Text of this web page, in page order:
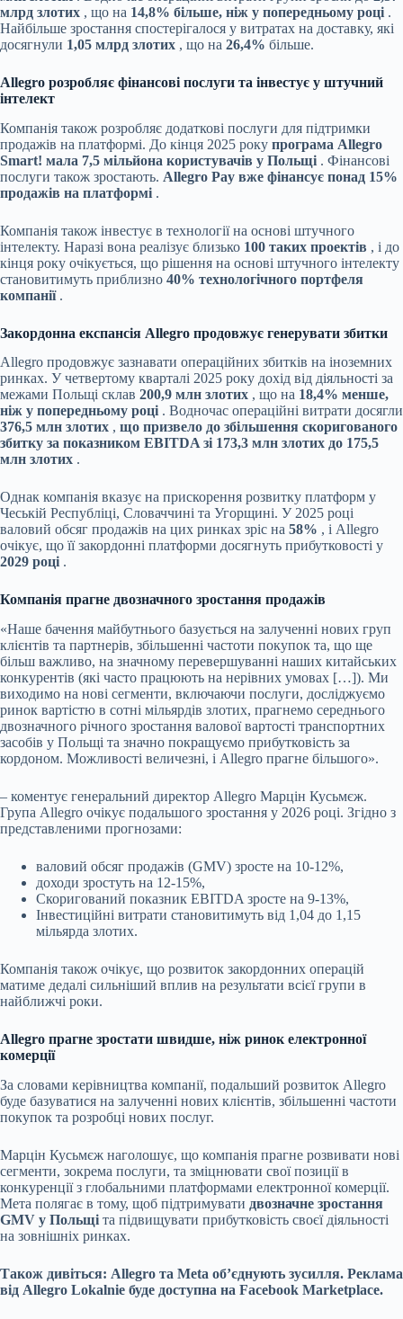
млрд злотих , що на 14,8% більше, ніж у попередньому році .
Найбільше зростання спостерігалося у витратах на доставку, які
досягнули 1,05 млрд злотих , що на 26,4% більше.
Allegro розробляє фінансові послуги та інвестує у штучний
інтелект
Компанія також розробляє додаткові послуги для підтримки
продажів на платформі. До кінця 2025 року програма Allegro
Smart! мала 7,5 мільйона користувачів у Польщі . Фінансові
послуги також зростають. Allegro Pay вже фінансує понад 15%
продажів на платформі .
Компанія також інвестує в технології на основі штучного
інтелекту. Наразі вона реалізує близько 100 таких проектів , і до
кінця року очікується, що рішення на основі штучного інтелекту
становитимуть приблизно 40% технологічного портфеля
компанії.
Закордонна експансія Allegro продовжує генерувати збитки
Allegro продовжує зазнавати операційних збитків на іноземних
ринках. У четвертому кварталі 2025 року дохід від діяльності за
межами Польщі склав 200,9 млн злотих , що на 18,4% менше,
ніж у попередньому році . Водночас операційні витрати досягли
376,5 млн злотих , що призвело до збільшення скоригованого
збитку за показником EBITDA зі 173,3 млн злотих до 175,5
млн злотих .
Однак компанія вказує на прискорення розвитку платформ у
Чеській Республіці, Словаччині та Угорщині. У 2025 році
валовий обсяг продажів на цих ринках зріс на 58% , і Allegro
очікує, що її закордонні платформи досягнуть прибутковості у
2029 році .
Компанія прагне двозначного зростання продажів
«Наше бачення майбутнього базується на залученні нових груп
клієнтів та партнерів, збільшенні частоти покупок та, що ще
більш важливо, на значному перевершуванні наших китайських
конкурентів (які часто працюють на нерівних умовах […]). Ми
виходимо на нові сегменти, включаючи послуги, досліджуємо
ринок вартістю в сотні мільярдів злотих, прагнемо середнього
двозначного річного зростання валової вартості транспортних
засобів у Польщі та значно покращуємо прибутковість за
кордоном. Можливості величезні, і Allegro прагне більшого».
– коментує генеральний директор Allegro Марцін Кусьмєж.
Група Allegro очікує подальшого зростання у 2026 році. Згідно з
представленими прогнозами:
валовий обсяг продажів (GMV) зросте на 10-12%,
доходи зростуть на 12-15%,
Скоригований показник EBITDA зросте на 9-13%,
Інвестиційні витрати становитимуть від 1,04 до 1,15
мільярда злотих.
Компанія також очікує, що розвиток закордонних операцій
матиме дедалі сильніший вплив на результати всієї групи в
найближчі роки.
Allegro прагне зростати швидше, ніж ринок електронної
комерції
За словами керівництва компанії, подальший розвиток Allegro
буде базуватися на залученні нових клієнтів, збільшенні частоти
покупок та розробці нових послуг.
Марцін Кусьмєж наголошує, що компанія прагне розвивати нові
сегменти, зокрема послуги, та зміцнювати свої позиції в
конкуренції з глобальними платформами електронної комерції.
Мета полягає в тому, щоб підтримувати двозначне зростання
GMV у Польщі та підвищувати прибутковість своєї діяльності
на зовнішніх ринках.
Також дивіться: Allegro та Meta об’єднують зусилля. Реклама
від Allegro Lokalnie буде доступна на Facebook Marketplace.